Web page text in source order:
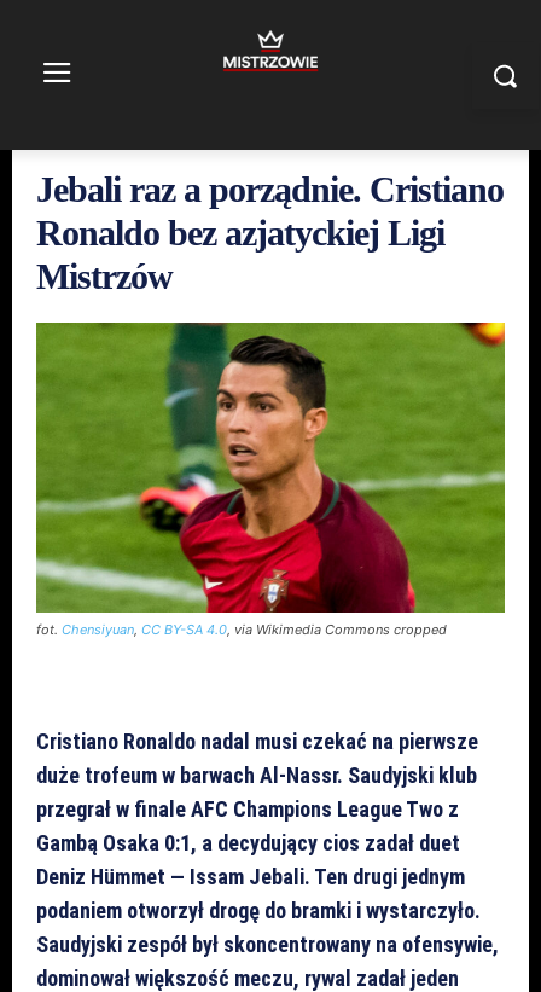
Jebali raz a porządnie. Cristiano
Ronaldo bez azjatyckiej Ligi
Mistrzów
fot. Chensiyuan, CC BY-SA 4.0, via Wikimedia Commons cropped
Cristiano Ronaldo nadal musi czekać na pierwsze
duże trofeum w barwach Al-Nassr. Saudyjski klub
przegrał w finale AFC Champions League Two z
Gambą Osaka 0:1, a decydujący cios zadał duet
Deniz Hümmet — Issam Jebali. Ten drugi jednym
podaniem otworzył drogę do bramki i wystarczyło.
Saudyjski zespół był skoncentrowany na ofensywie,
dominował większość meczu, rywal zadał jeden